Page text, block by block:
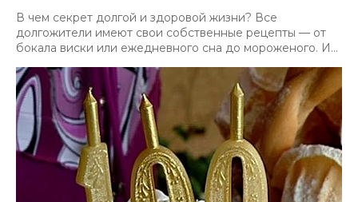
В чем секрет долгой и здоровой жизни? Все
долгожители имеют свои собственные рецепты — от
бокала виски или ежедневного сна до мороженого. И...